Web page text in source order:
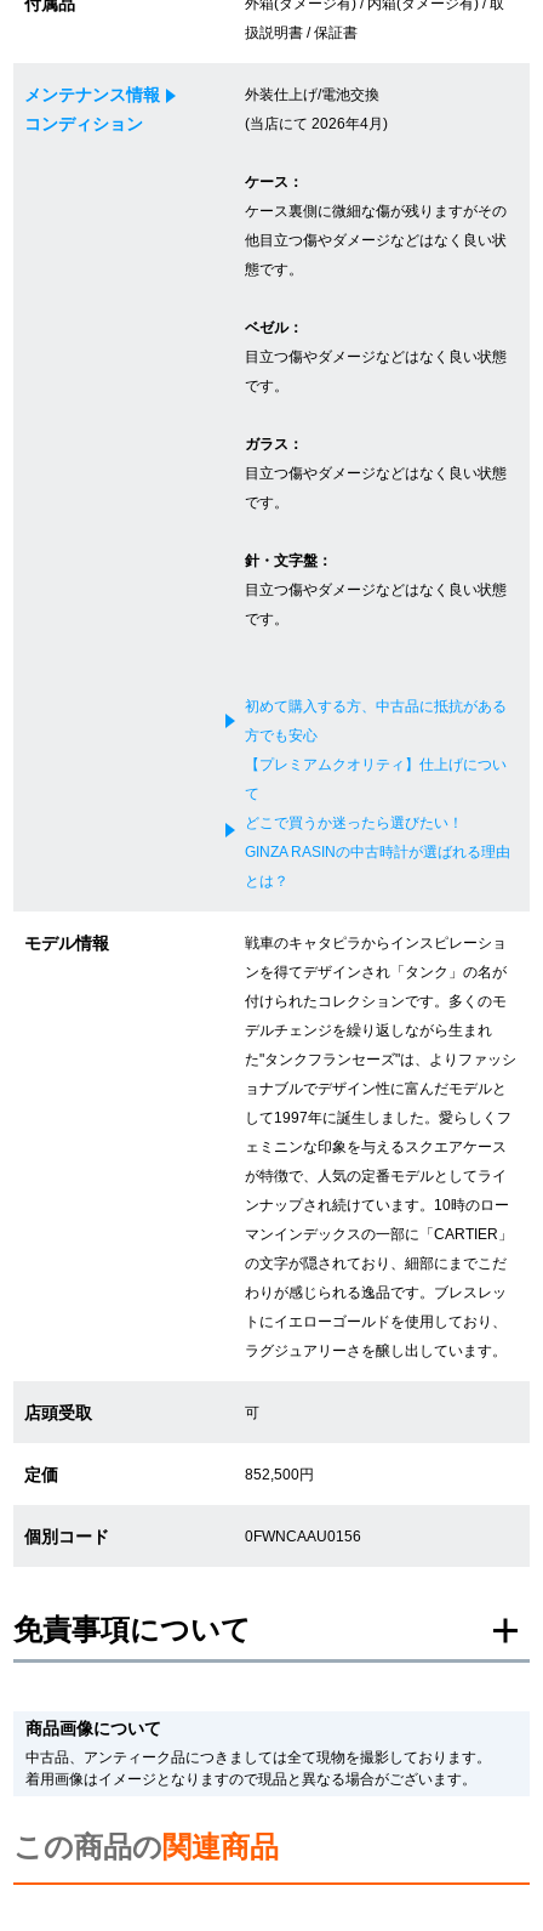
店舗情報
GINZA RASIN公式ブログ
SNS・動画
For Overseas Customers
简体中文
한국어
商品画像について
中古品、アンティーク品につきましては全て現物を撮影しております。
着用画像はイメージとなりますので現品と異なる場合がございます。
この商品の関連商品
扱説明書 / 保証書
メンテナンス情報
コンディション
外装仕上げ/電池交換
(当店にて 2026年4月)
ケース：
ケース裏側に微細な傷が残りますがその
他目立つ傷やダメージなどはなく良い状
態です。
ベゼル：
目立つ傷やダメージなどはなく良い状態
です。
ガラス：
目立つ傷やダメージなどはなく良い状態
です。
針・文字盤：
目立つ傷やダメージなどはなく良い状態
です。
初めて購入する方、中古品に抵抗がある
方でも安心
【プレミアムクオリティ】仕上げについ
て
どこで買うか迷ったら選びたい！
GINZA RASINの中古時計が選ばれる理由
とは？
モデル情報
戦車のキャタピラからインスピレーショ
ンを得てデザインされ「タンク」の名が
付けられたコレクションです。多くのモ
デルチェンジを繰り返しながら生まれ
た"タンクフランセーズ"は、よりファッシ
ョナブルでデザイン性に富んだモデルと
して1997年に誕生しました。愛らしくフ
ェミニンな印象を与えるスクエアケース
が特徴で、人気の定番モデルとしてライ
ンナップされ続けています。10時のロー
マンインデックスの一部に「CARTIER」
の文字が隠されており、細部にまでこだ
わりが感じられる逸品です。ブレスレッ
トにイエローゴールドを使用しており、
ラグジュアリーさを醸し出しています。
店頭受取 可
定価 852,500円
個別コード 0FWNCAAU0156
免責事項について
メーカー保護シールの有無に個体差がございますのでご了承下さいませ。
また、メーカーにてマイナーチェンジがなされる場合がございますが、在庫品
の仕様で販売させていただきますので予めご了承の程お願いいたします。
尚、中古品、アンティーク品につきましては現品を撮影しております。
ます。
の掲載を控えております。